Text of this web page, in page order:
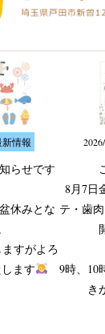
新情報
らせです
休みとな
すがよろ
ます
8月7日
テ・歯
9時、10
き